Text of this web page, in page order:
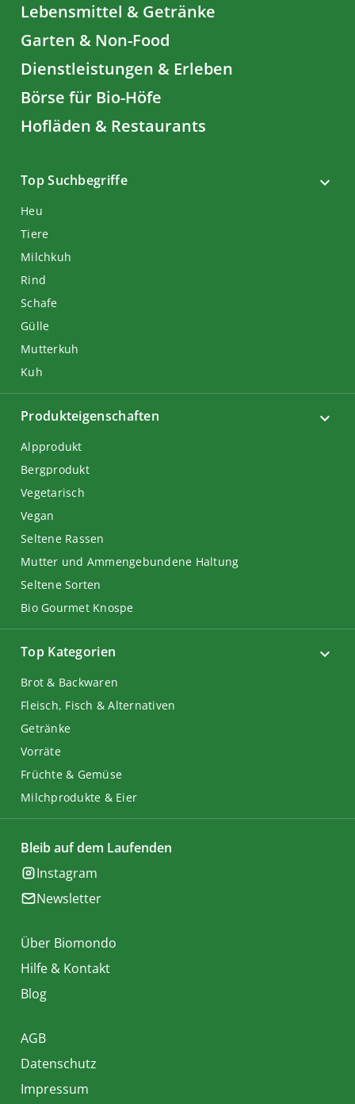
Lebensmittel & Getränke
Garten & Non-Food
Dienstleistungen & Erleben
Börse für Bio-Höfe
Hofläden & Restaurants
Top Suchbegriffe
Heu
Tiere
Milchkuh
Rind
Schafe
Gülle
Mutterkuh
Kuh
Top Kategorien
Brot & Backwaren
Fleisch, Fisch & Alternativen
Getränke
Vorräte
Früchte & Gemüse
Milchprodukte & Eier
Produkteigenschaften
Alpprodukt
Bergprodukt
Vegetarisch
Vegan
Seltene Rassen
Mutter und Ammengebundene Haltung
Seltene Sorten
Bio Gourmet Knospe
Bleib auf dem Laufenden
Instagram
Newsletter
Über Biomondo
Hilfe & Kontakt
Blog
AGB
Datenschutz
Impressum